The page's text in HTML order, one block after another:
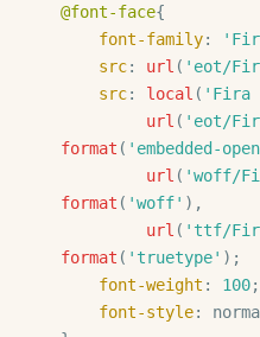
@font-face{
font-family:
src: url ( 'eot/
src: local ( 'Fira
url ( 'eot/
format ( 'embedded-
url ( 'woff/
format ( 'woff' ),
url ( 'ttf/
format ( 'truetype' );
font-weight : 100;
font-style: